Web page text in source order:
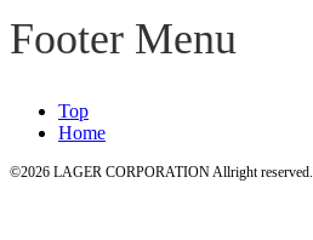
Footer Menu
Top
Home
©2026 LAGER CORPORATION Allright reserved.